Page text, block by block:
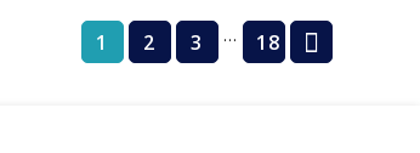
1 2 3 … 18 